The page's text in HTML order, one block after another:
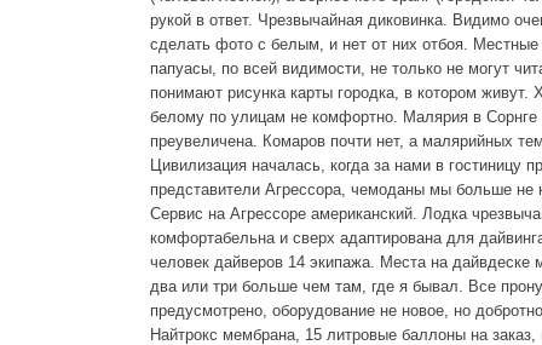
рукой в ответ. Чрезвычайная диковинка. Видимо
сделать фото с белым, и нет от них отбоя. Местные
папуасы, по всей видимости, не только не могут
понимают рисунка карты городка, в котором живут.
белому по улицам не комфортно. Малярия в Сорнге
преувеличена. Комаров почти нет, а малярийных
Цивилизация началась, когда за нами в гостиницу
представители Агрессора, чемоданы мы больше
Сервис на Агрессоре американский. Лодка
комфортабельна и сверх адаптирована для
человек дайверов 14 экипажа. Места на дайвдеске
два или три больше чем там, где я бывал. Все
предусмотрено, оборудование не новое, но
Найтрокс мембрана, 15 литровые баллоны на заказ,